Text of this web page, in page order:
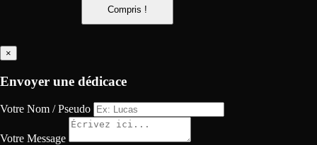
Compris !
×
Envoyer une dédicace
Votre Nom / Pseudo
Votre Message